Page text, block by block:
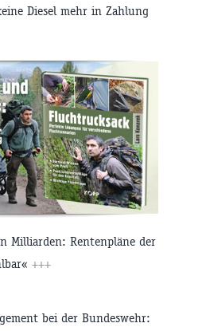
Diesel mehr in Zahlung
Milliarden: Rentenpläne der
+++
bei der Bundeswehr: